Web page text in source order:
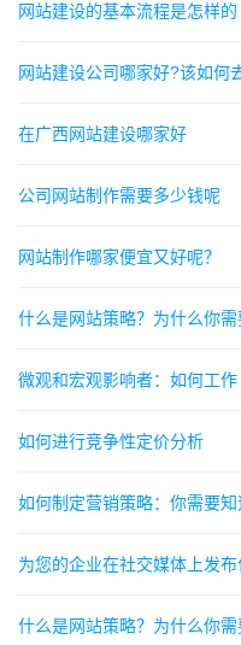
网站建设的基本流程是怎样的
网站建设公司哪家好?该如何
在广西网站建设哪家好
公司网站制作需要多少钱呢
网站制作哪家便宜又好呢？
什么是网站策略？为什么你需
微观和宏观影响者：如何工作
如何进行竞争性定价分析
如何制定营销策略：你需要
为您的企业在社交媒体上发布
什么是网站策略？为什么你需